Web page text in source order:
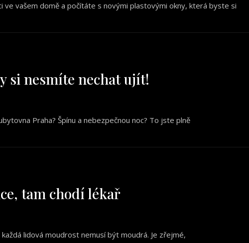
ve vašem domě a počítáte s novými plastovými okny, která byste si
si nesmíte nechat ujít!
Praha? Špínu a nebezpečnou noc? To jste plně
tam chodí lékař
lidová moudrost nemusí být moudrá. Je zřejmé,